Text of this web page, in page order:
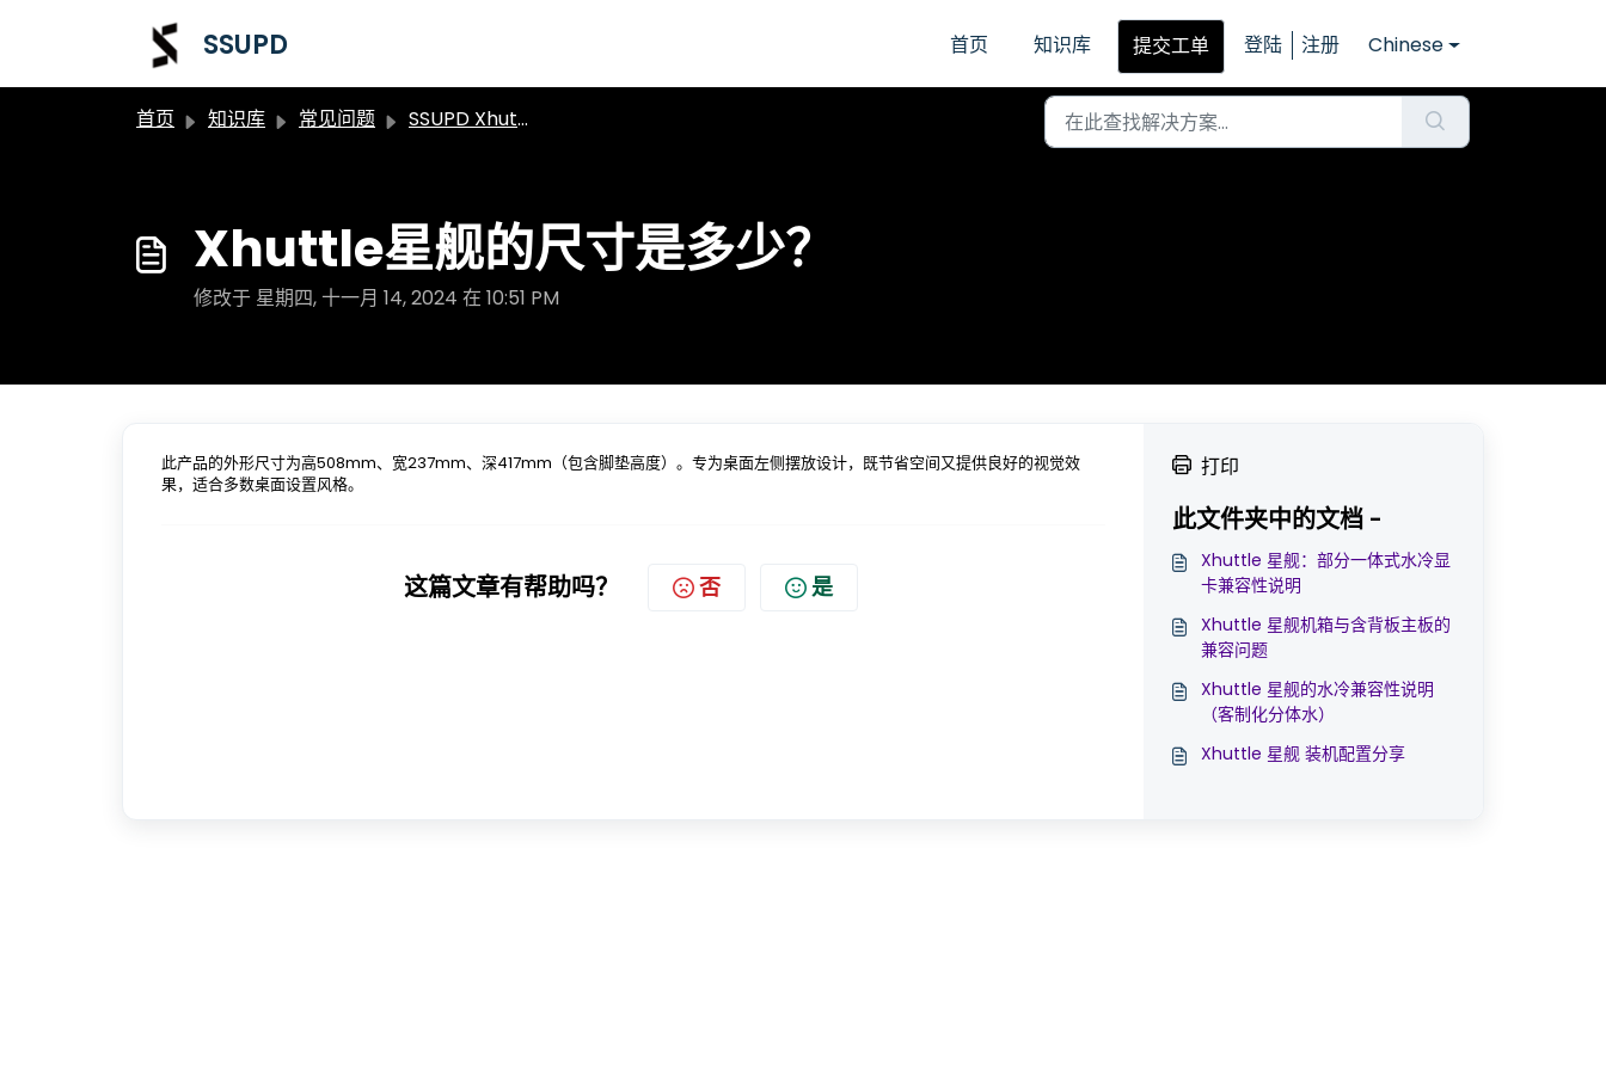
SSUPD 首页 知识库 提交工单 登陆 注册 Chinese
首页 知识库 常见问题 SSUPD Xhuttle星舰常见问题
Xhuttle星舰的尺寸是多少？
修改于 星期四, 十一月 14, 2024 在 10:51 PM
此产品的外形尺寸为高508mm、宽237mm、深417mm（包含脚垫高度）。专为桌面左侧摆放设计，既节省空间又提供良好的视觉效
果，适合多数桌面设置风格。
这篇文章有帮助吗？ 否 是
打印
此文件夹中的文档 -
Xhuttle 星舰：部分一体式水冷显
卡兼容性说明
Xhuttle 星舰机箱与含背板主板的
兼容问题
Xhuttle 星舰的水冷兼容性说明
（客制化分体水）
Xhuttle 星舰 装机配置分享